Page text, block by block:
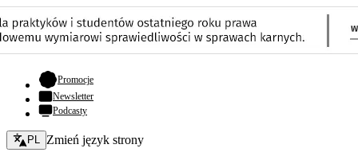
Promocje- otwiera się w nowej karcie
Newsletter
Podcasty
Zmień język - bieżący:
PL Zmień język strony